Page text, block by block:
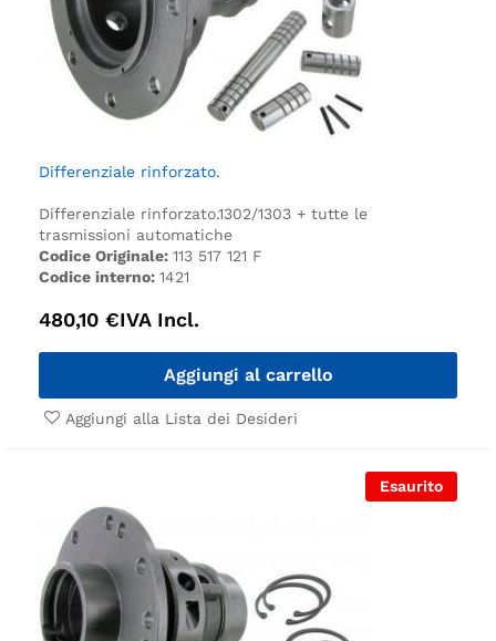
Differenziale rinforzato.
Differenziale rinforzato.1302/1303 + tutte le
trasmissioni automatiche
Codice Originale: 113 517 121 F
Codice interno: 1421
480,10 €IVA Incl.
Aggiungi al carrello
Aggiungi alla Lista dei Desideri
Esaurito